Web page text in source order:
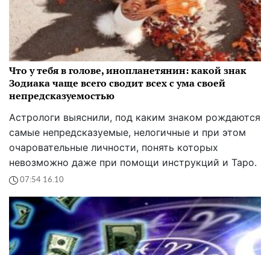
Что у тебя в голове, инопланетянин: какой знак
Зодиака чаще всего сводит всех с ума своей
непредсказуемостью
Астрологи выяснили, под каким знаком рождаются
самые непредсказуемые, нелогичные и при этом
очаровательные личности, понять которых
невозможно даже при помощи инструкций и Таро.
07:54 16.10